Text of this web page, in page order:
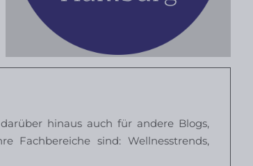
hinaus auch für andere Blogs,
Fachbereiche sind: Wellnesstrends,